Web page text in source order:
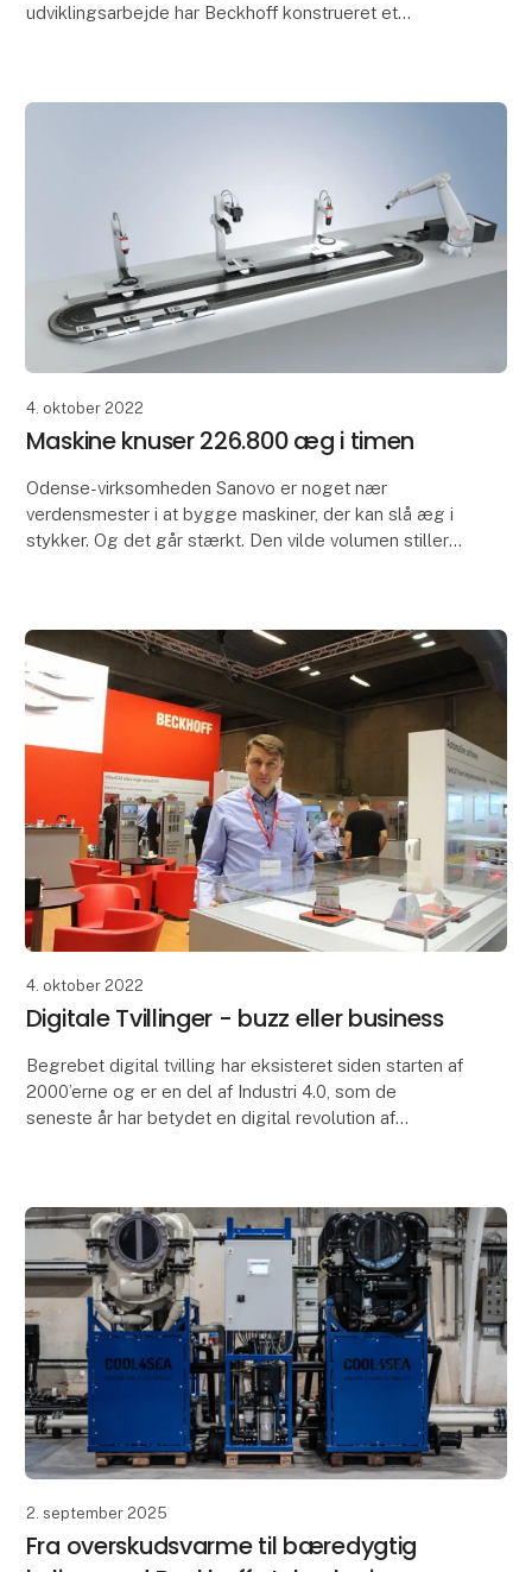
udviklingsarbejde har Beckhoff konstrueret et
4. oktober 2022
Maskine knuser 226.800 æg i timen
Odense-virksomheden Sanovo er noget nær
verdensmester i at bygge maskiner, der kan slå æg i
stykker. Og det går stærkt. Den vilde volumen stiller
4. oktober 2022
Digitale Tvillinger - buzz eller business
Begrebet digital tvilling har eksisteret siden starten af
2000’erne og er en del af Industri 4.0, som de
seneste år har betydet en digital revolution af
2. september 2025
Fra overskudsvarme til bæredygtig